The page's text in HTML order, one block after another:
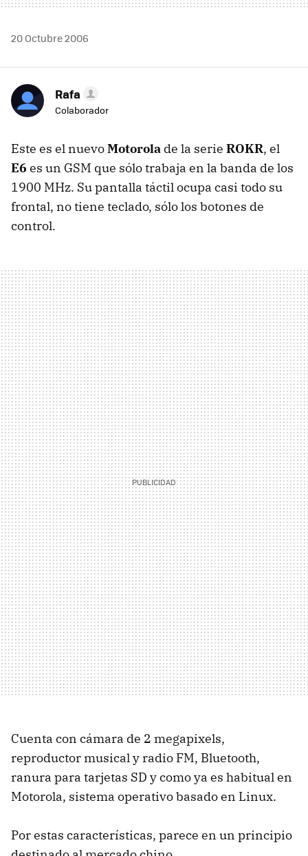
20 Octubre 2006
Rafa
Colaborador
Este es el nuevoMotorola de la serie ROKR, el
E6 es un GSM que sólo trabaja en la banda de los
1900 MHz. Su pantalla táctil ocupa casi todo su
frontal, no tiene teclado, sólo los botones de
control.
Cuenta con cámara de 2 megapixels,
reproductor musical y radio FM, Bluetooth,
ranura para tarjetas SD y como ya es habitual en
Motorola, sistema operativo basado en Linux.
Por estas características, parece en un principio